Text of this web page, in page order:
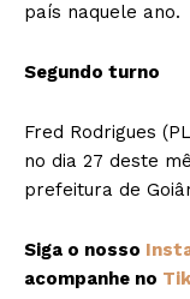
país naquele ano.
Segundo turno
Fred Rodrigues
no dia 27 deste
prefeitura de
Siga o nosso
acompanhe no